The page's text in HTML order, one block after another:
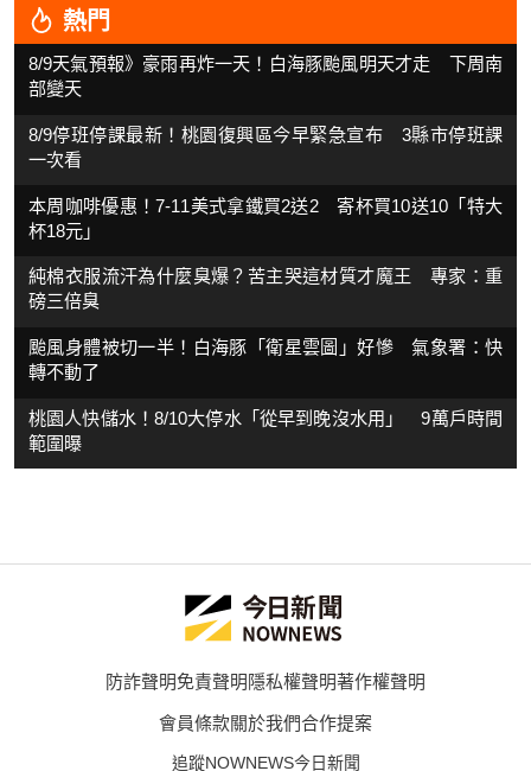
熱門
8/9天氣預報》豪雨再炸一天！白海豚颱風明天才走 下周南
部變天
8/9停班停課最新！桃園復興區今早緊急宣布 3縣市停班課
一次看
本周咖啡優惠！7-11美式拿鐵買2送2 寄杯買10送10「特大
杯18元」
純棉衣服流汗為什麼臭爆？苦主哭這材質才魔王 專家：重
磅三倍臭
颱風身體被切一半！白海豚「衛星雲圖」好慘 氣象署：快
轉不動了
桃園人快儲水！8/10大停水「從早到晚沒水用」 9萬戶時間
範圍曝
防詐聲明免責聲明隱私權聲明著作權聲明
會員條款關於我們合作提案
追蹤NOWNEWS今日新聞